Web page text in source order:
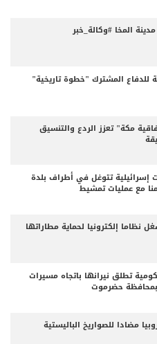
المخا #وكالة_خبر
للدفاع المشترك "خطوة تاريخية"
مكة" تعزز الردع والتنسيق
إسرائيلية تتوغل في أطراف بلدة
مع عمليات تمشيط
نظاما إلكترونيا لحماية مطاراتها
تطلق نيرانها باتجاه مسيرات
حضرموت
مضادا للصواريخ الباليستية